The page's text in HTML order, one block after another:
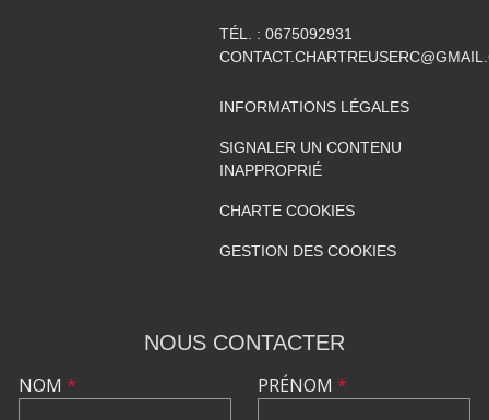
TÉL. : 0675092931
INFORMATIONS LÉGALES
SIGNALER UN CONTENU
INAPPROPRIÉ
CHARTE COOKIES
GESTION DES COOKIES
NOUS CONTACTER
NOM * PRÉNOM *